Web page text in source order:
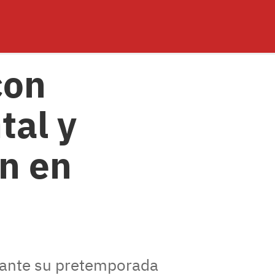
y
en
su pretemporada